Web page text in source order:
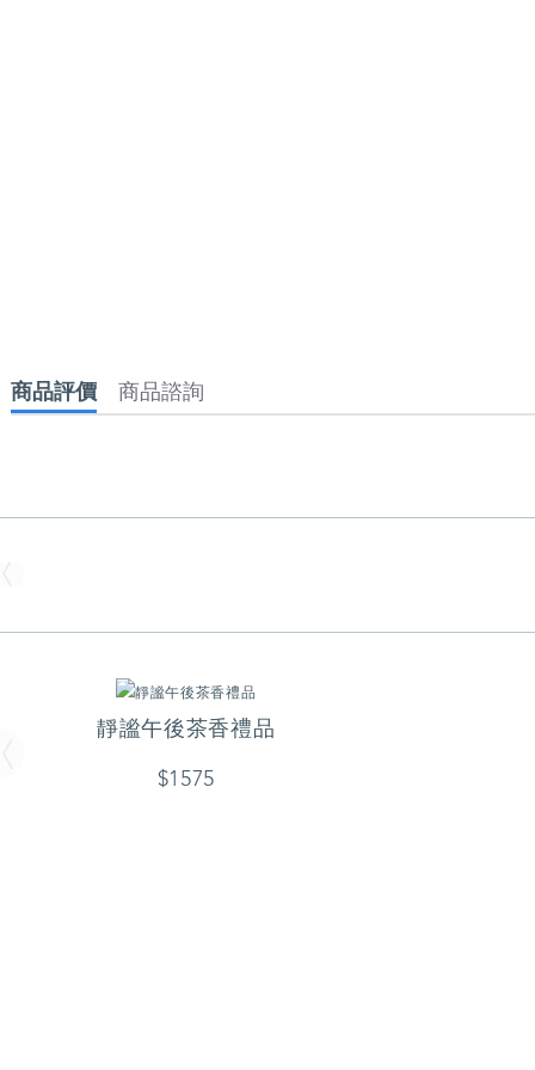
商品評價 商品諮詢
靜謐午後茶香禮品
$1575